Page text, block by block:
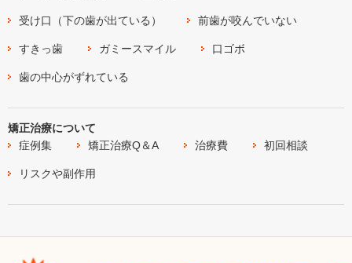
受け口（下の歯が出ている） 前歯が咬んでいない
すきっ歯 ガミースマイル 口ゴボ
歯の中心がずれている
矯正治療について
症例集
矯正治療Q＆A 治療費 初回相談
リスクや副作用